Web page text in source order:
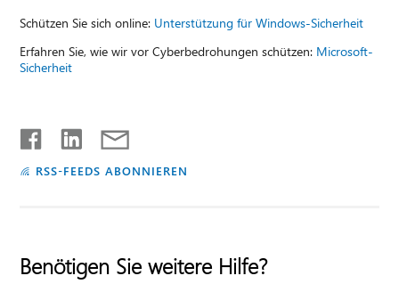
Schützen Sie sich online: Unterstützung für Windows-Sicherheit
Erfahren Sie, wie wir vor Cyberbedrohungen schützen: Microsoft-
Sicherheit
RSS-FEEDS ABONNIEREN
Benötigen Sie weitere Hilfe?